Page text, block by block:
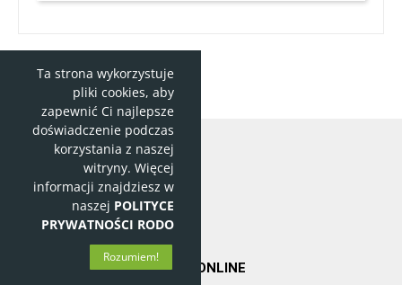
NAJLEPSZY SKLEP MIĘSNY ONLINE
Ta strona wykorzystuje
pliki cookies, aby
zapewnić Ci najlepsze
doświadczenie podczas
korzystania z naszej
witryny. Więcej
informacji znajdziesz w
naszej POLITYCE
PRYWATNOŚCI RODO
Rozumiem!